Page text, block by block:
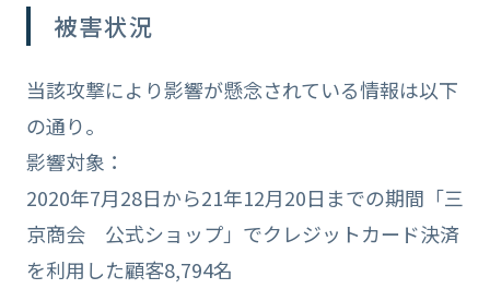
被害状況
当該攻撃により影響が懸念されている情報は以下
の通り。
影響対象：
2020年7月28日から21年12月20日までの期間「三
京商会 公式ショップ」でクレジットカード決済
を利用した顧客8,794名